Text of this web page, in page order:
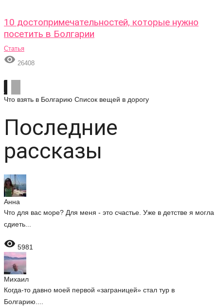
10 достопримечательностей, которые нужно
посетить в Болгарии
Статья
 26408
Что взять в Болгарию Список вещей в дорогу
Последние
рассказы
Анна
Что для вас море? Для меня - это счастье. Уже в детстве я могла
сдиеть...
 5981
Михаил
Когда-то давно моей первой «заграницей» стал тур в
Болгарию....